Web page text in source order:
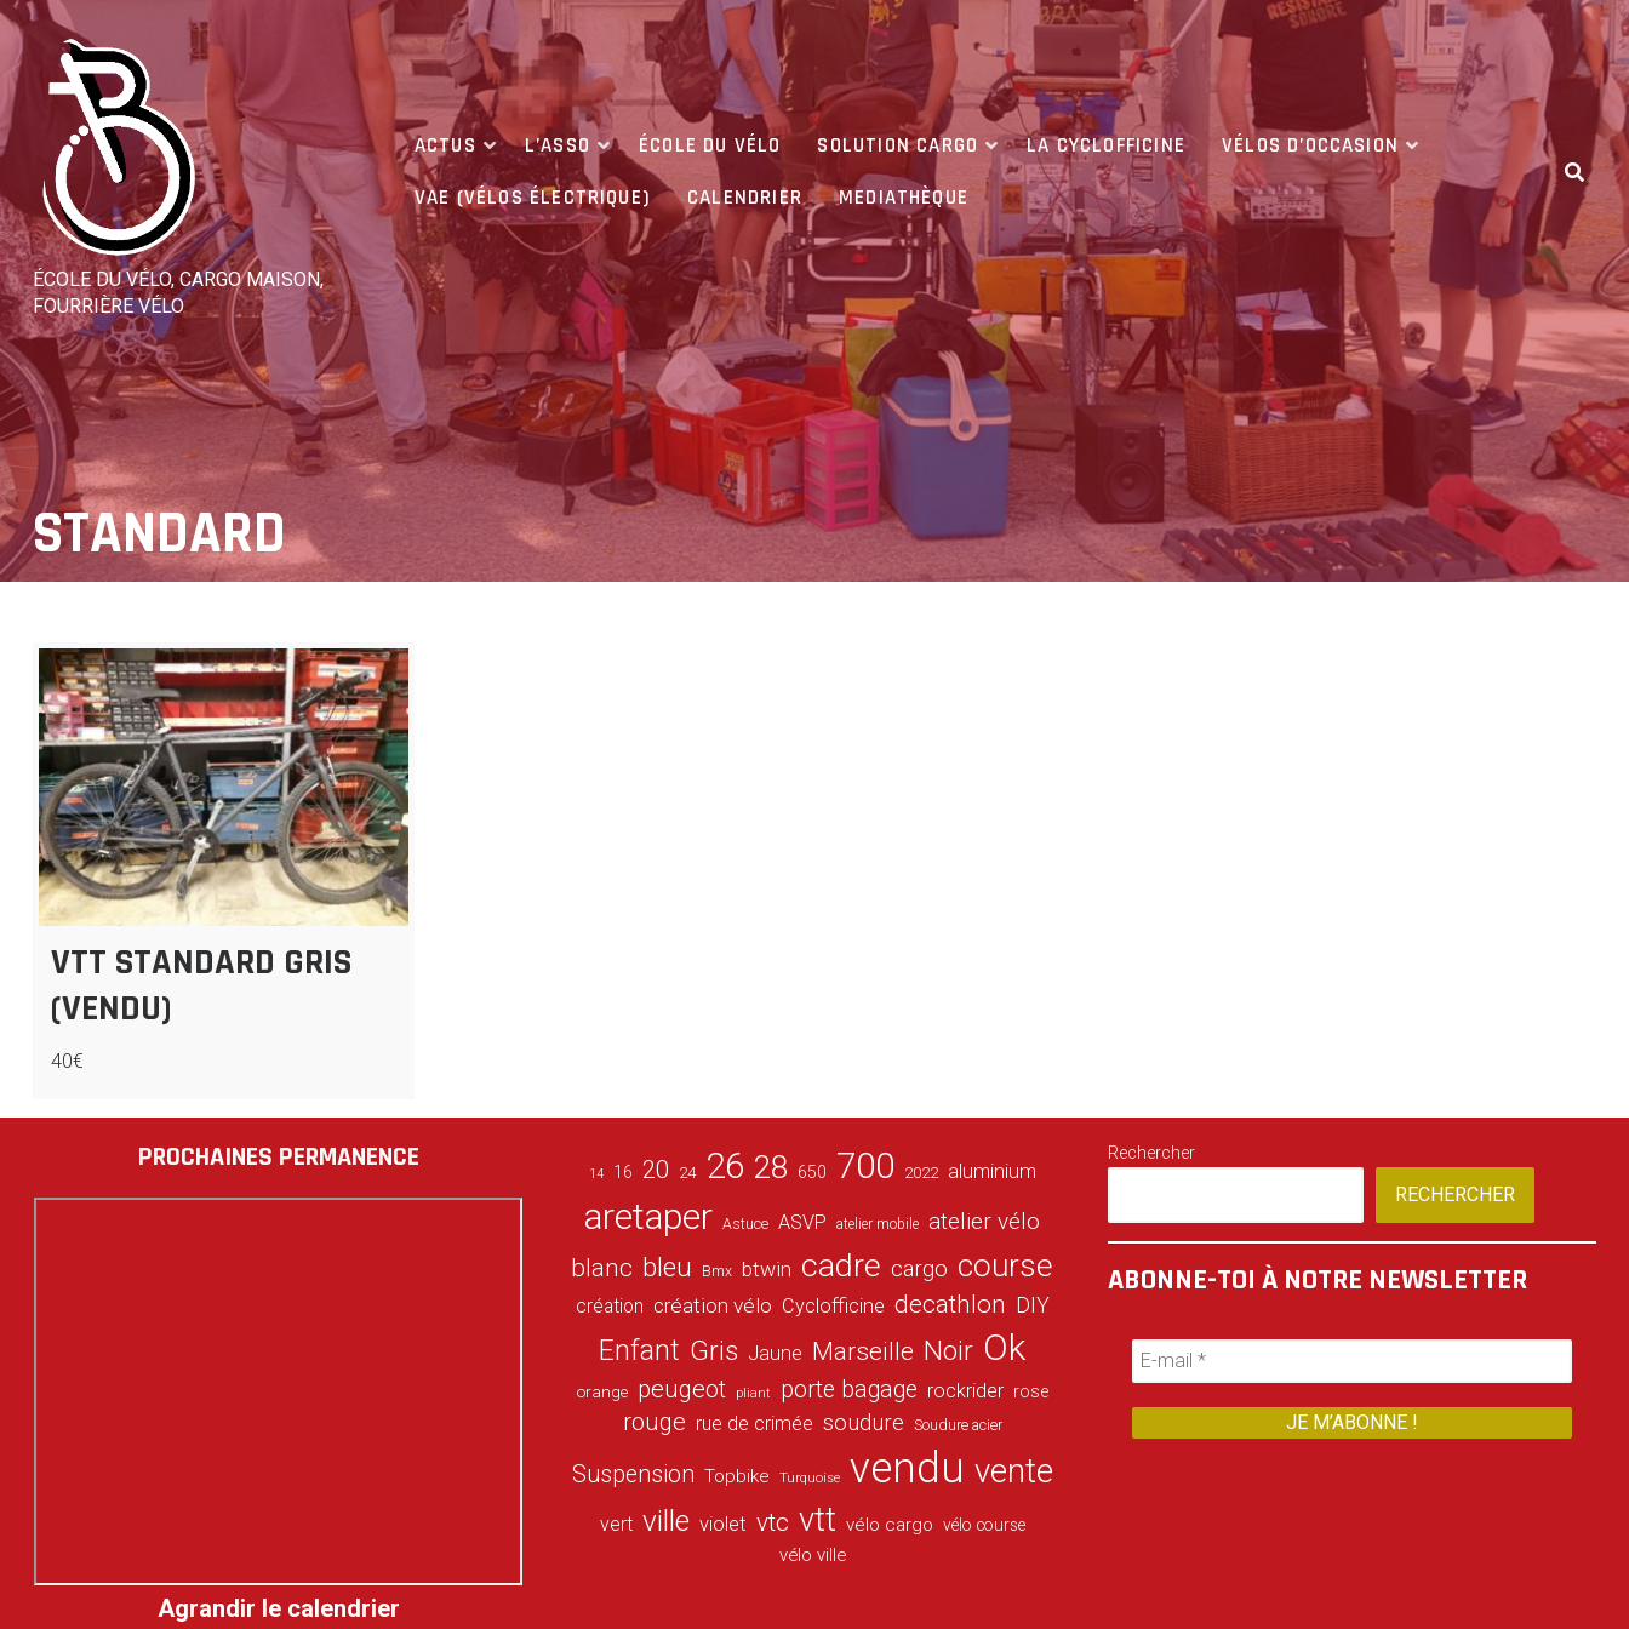
Skip
content
ÉCOLE DU VÉLO, CARGO MAISON,
FOURRIÈRE VÉLO
ACTUS L’ASSO ÉCOLE DU VÉLO SOLUTION CARGO LA CYCLOFFICINE
VÉLOS D’OCCASION
VAE (VÉLOS ÉLECTRIQUE)
CALENDRIER MEDIATHÈQUE
STANDARD
VTT STANDARD GRIS
(VENDU)
40€
PROCHAINES PERMANENCE
Agrandir le calendrier
14 16 20 24 26 28 650 700 2022 aluminium
aretaper Astuce ASVP atelier mobile atelier vélo
blanc bleu Bmx btwin cadre cargo course
création création vélo Cyclofficine decathlon DIY
Enfant Gris Jaune Marseille Noir Ok
orange peugeot pliant porte bagage rockrider rose
rouge rue de crimée soudure Soudure acier
Suspension Topbike Turquoise vendu vente
vert ville violet vtc vtt vélo cargo vélo course
vélo ville
Rechercher
RECHERCHER
ABONNE-TOI À NOTRE NEWSLETTER